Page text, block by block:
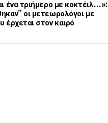
ένα τριήμερο με κοκτέιλ…»:
οι μετεωρολόγοι με
έρχεται στον καιρό